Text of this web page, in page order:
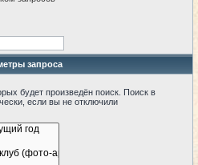
запроса
будет произведён поиск. Поиск в
если вы не отключили